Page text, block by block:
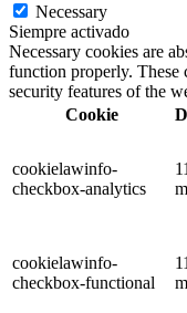
Necessary
Siempre activado
Necessary cookies are
function properly. These
security features of the
Cookie
cookielawinfo-
checkbox-analytics
11
cookielawinfo-
checkbox-functional
11